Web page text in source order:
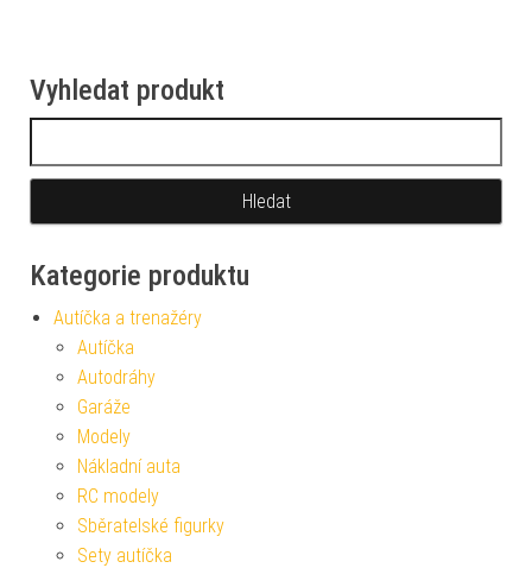
Vyhledat produkt
Kategorie produktu
Autíčka a trenažéry
Autíčka
Autodráhy
Garáže
Modely
Nákladní auta
RC modely
Sběratelské figurky
Sety autíčka